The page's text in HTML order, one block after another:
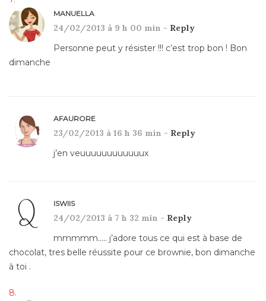
MANUELLA
24/02/2013 à 9 h 00 min - Reply
Personne peut y résister !!! c’est trop bon ! Bon
dimanche
AFAURORE
23/02/2013 à 16 h 36 min - Reply
j’en veuuuuuuuuuuuux
ISWIIS
24/02/2013 à 7 h 32 min - Reply
mmmmm….. j’adore tous ce qui est à base de
chocolat, tres belle réussite pour ce brownie, bon dimanche
à toi .